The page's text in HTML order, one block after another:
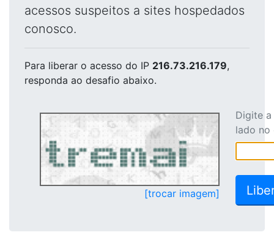
acessos suspeitos a sites hospedados
conosco.
Para liberar o acesso do IP 216.73.216.179,
responda ao desafio abaixo.
[trocar imagem]
Digite
lado no